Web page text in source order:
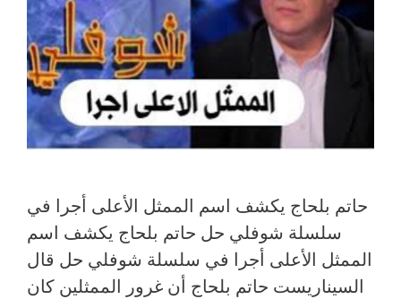
حاتم بلحاج يكشف اسم الممثل الأعلى أجرا في
سلسلة شوفلي حل حاتم بلحاج يكشف اسم
الممثل الأعلى أجرا في سلسلة شوفلي حل قال
السيناريست حاتم بلحاج أن غرور الممثلين كان